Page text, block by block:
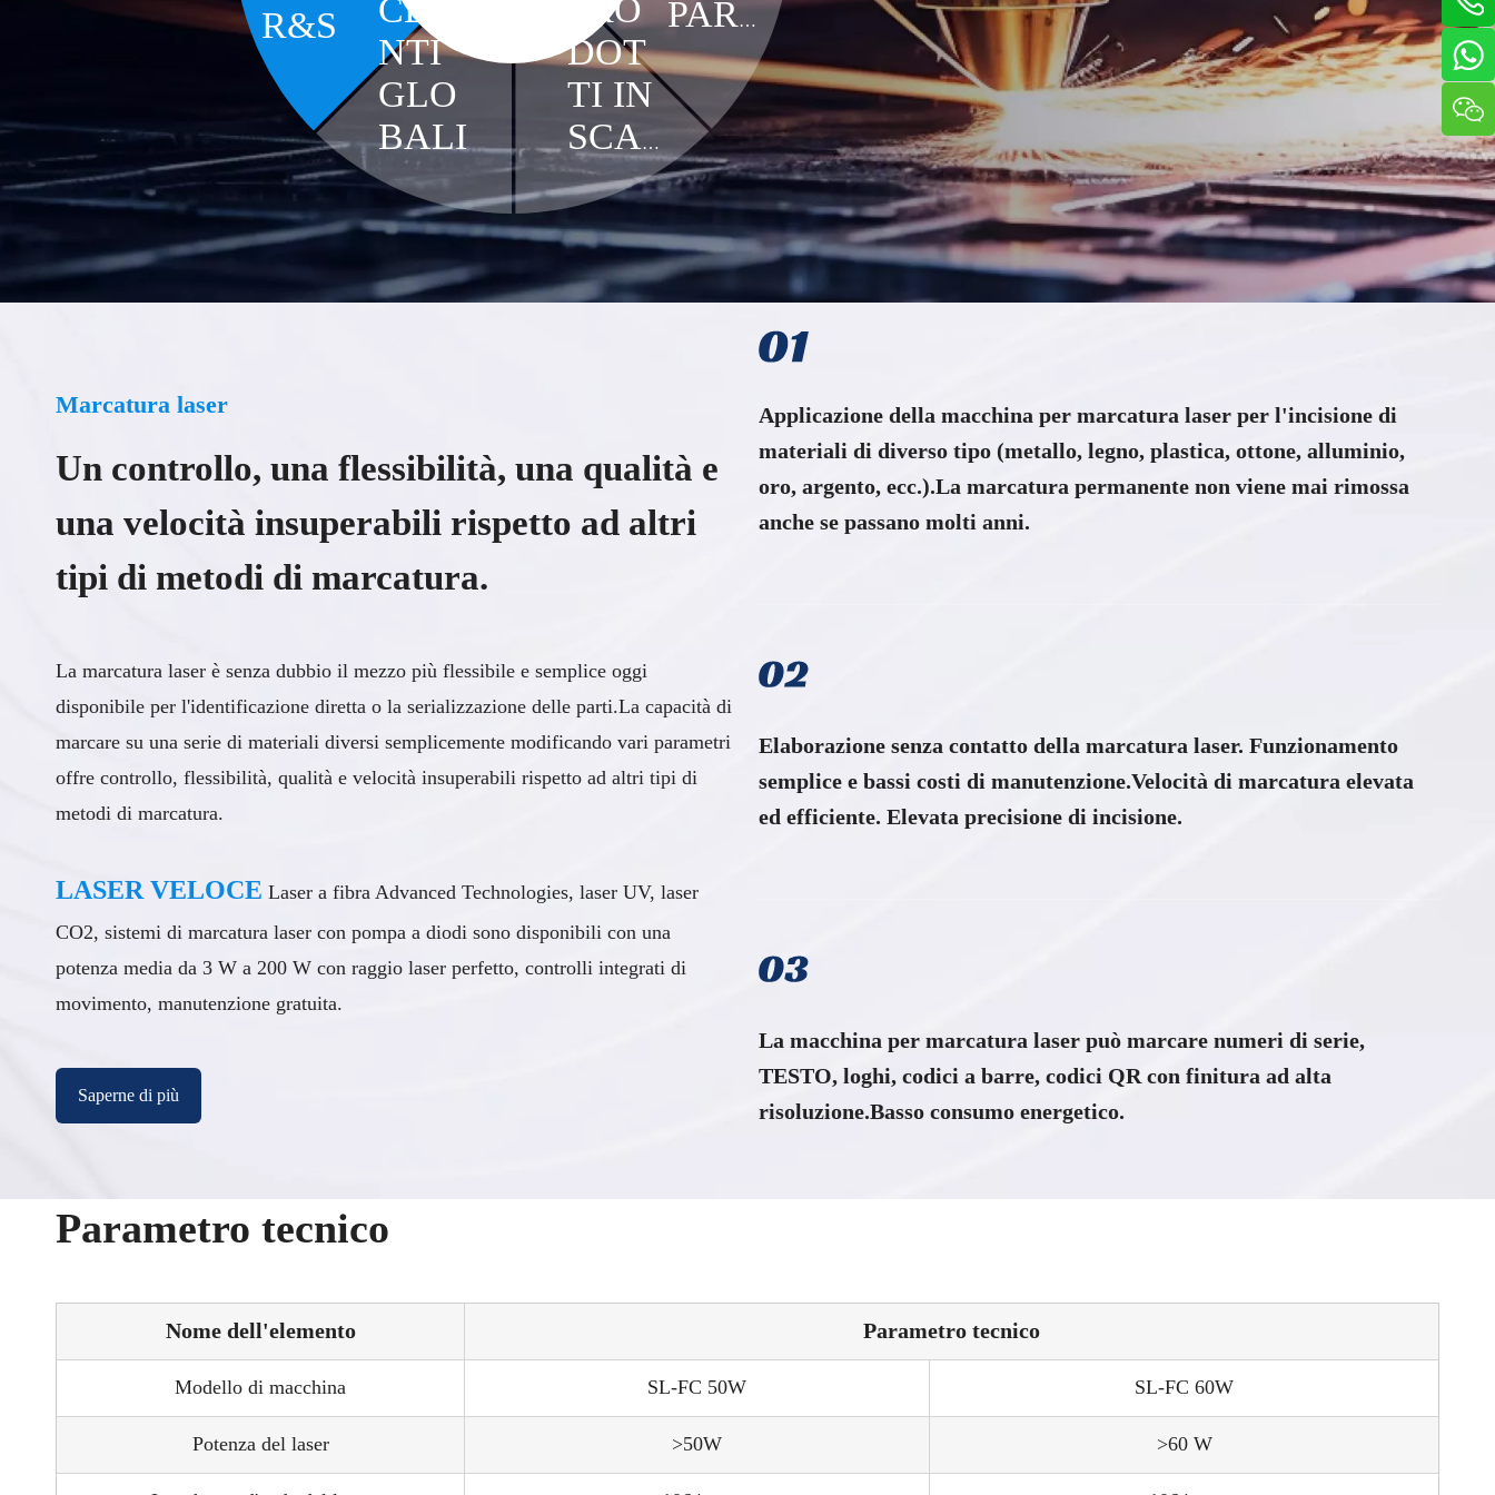
R&S
LE
BAL
E
PART
NER
PRO
DOT
TI IN
SCA
LA
CLIE
NTI
GLO
BALI
laser, saldatrici laser e altre apparecchiature per la
lavorazione laser industriale.
personalizzate.
Marcatura laser
Un controllo, una flessibilità, una qualità e
una velocità insuperabili rispetto ad altri
tipi di metodi di marcatura.
La marcatura laser è senza dubbio il mezzo più flessibile e semplice oggi
disponibile per l'identificazione diretta o la serializzazione delle parti.La capacità di
marcare su una serie di materiali diversi semplicemente modificando vari parametri
offre controllo, flessibilità, qualità e velocità insuperabili rispetto ad altri tipi di
metodi di marcatura.
LASER VELOCE Laser a fibra Advanced Technologies, laser UV, laser
CO2, sistemi di marcatura laser con pompa a diodi sono disponibili con una
potenza media da 3 W a 200 W con raggio laser perfetto, controlli integrati di
movimento, manutenzione gratuita.
Saperne di più
Applicazione della macchina per marcatura laser per l'incisione di
materiali di diverso tipo (metallo, legno, plastica, ottone, alluminio,
oro, argento, ecc.).La marcatura permanente non viene mai rimossa
anche se passano molti anni.
Elaborazione senza contatto della marcatura laser. Funzionamento
semplice e bassi costi di manutenzione.Velocità di marcatura elevata
ed efficiente. Elevata precisione di incisione.​​​​​​​
La macchina per marcatura laser può marcare numeri di serie,
TESTO, loghi, codici a barre, codici QR con finitura ad alta
risoluzione.Basso consumo energetico.
Parametro tecnico
Nome dell'elemento Parametro tecnico
Modello di macchina SL-FC 50W SL-FC 60W
Potenza del laser >50W >60 W